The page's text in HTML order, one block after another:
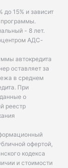
до 15% и зависит
программы.
- 8 лет.
АДС-
автокредита
оставляет за
в среднем
При
о
реестр
офертой,
кодекса
и стоимости